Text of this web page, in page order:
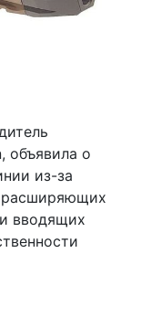
объявила о
из-за
расширяющих
вводящих